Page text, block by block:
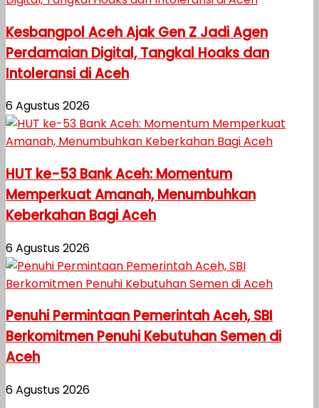
Kesbangpol Aceh Ajak Gen Z Jadi Agen
Perdamaian Digital, Tangkal Hoaks dan
Intoleransi di Aceh
6 Agustus 2026
HUT ke-53 Bank Aceh: Momentum
Memperkuat Amanah, Menumbuhkan
Keberkahan Bagi Aceh
6 Agustus 2026
Penuhi Permintaan Pemerintah Aceh, SBI
Berkomitmen Penuhi Kebutuhan Semen di
Aceh
6 Agustus 2026